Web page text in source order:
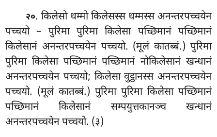
२०. किलेसो धम्मो किलेसस्स धम्मस्स अनन्तरपच्चयेन
पच्चयो – पुरिमा पुरिमा किलेसा पच्छिमानं पच्छिमानं
किलेसानं अनन्तरपच्चयेन पच्चयो. (मूलं कातब्बं.) पुरिमा
पुरिमा किलेसा पच्छिमानं पच्छिमानं नोकिलेसानं खन्धानं
अनन्तरपच्चयेन पच्चयो; किलेसा वुट्ठानस्स अनन्तरपच्चयेन
पच्चयो. (मूलं कातब्बं.) पुरिमा पुरिमा किलेसा पच्छिमानं
पच्छिमानं किलेसानं सम्पयुत्तकानञ्च खन्धानं
अनन्तरपच्चयेन पच्चयो. (३)